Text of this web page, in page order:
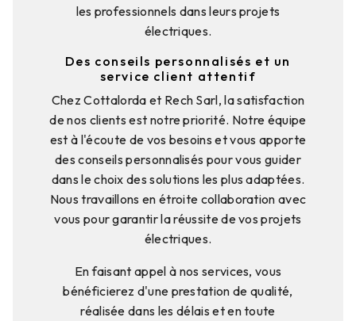
les professionnels dans leurs projets
électriques.
Des conseils personnalisés et un
service client attentif
Chez Cottalorda et Rech Sarl, la satisfaction
de nos clients est notre priorité. Notre équipe
est à l'écoute de vos besoins et vous apporte
des conseils personnalisés pour vous guider
dans le choix des solutions les plus adaptées.
Nous travaillons en étroite collaboration avec
vous pour garantir la réussite de vos projets
électriques.
En faisant appel à nos services, vous
bénéficierez d'une prestation de qualité,
réalisée dans les délais et en toute